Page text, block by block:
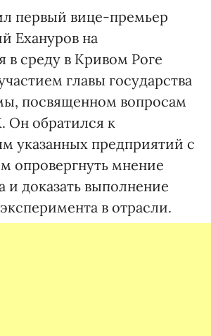
первый вице-премьер
Ехануров на
в среду в Кривом Роге
главы государства
посвященном вопросам
Он обратился к
указанных предприятий с
опровергнуть мнение
и доказать выполнение
в отрасли.